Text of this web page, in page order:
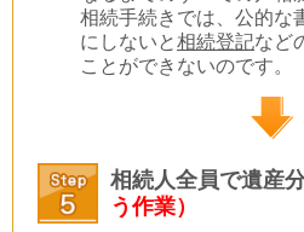
相続手続きでは、公的な
にしないと相続登記など
ことができないのです。
相続人全員で遺産
う作業）